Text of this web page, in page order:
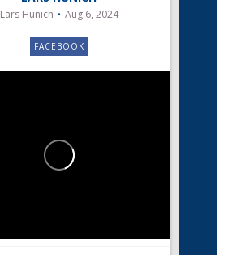
Lars Hünich Aug 6, 2024
FACEBOOK